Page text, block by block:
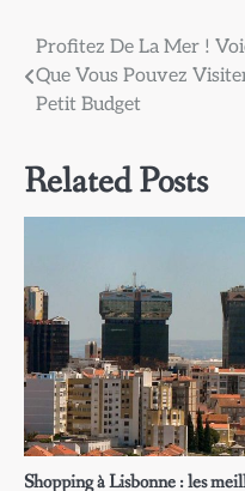
Navigation
de
Profitez De La Mer !
Que Vous Pouvez
Petit Budget
Related Posts
Shopping à Lisbonne : les